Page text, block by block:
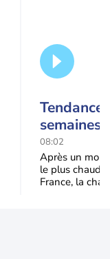
Tendance
semaines
septembre
08:02
Après un
le plus chaud
France, la